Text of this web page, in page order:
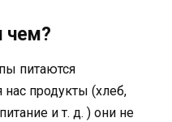
чем?
питаются
продукты (хлеб,
и т. д. ) они не